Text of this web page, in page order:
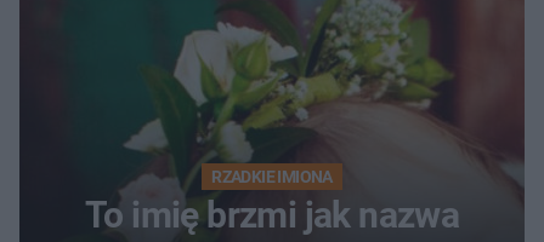
RZADKIE IMIONA
To imię brzmi jak nazwa